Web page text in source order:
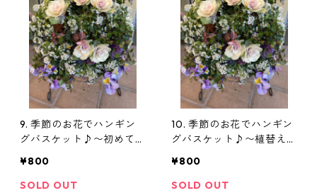
9. 季節のお花でハンギン
グバスケット♪〜初めて
¥800
SOLD OUT
10. 季節のお花でハンギン
グバスケット♪〜植替え
¥800
SOLD OUT